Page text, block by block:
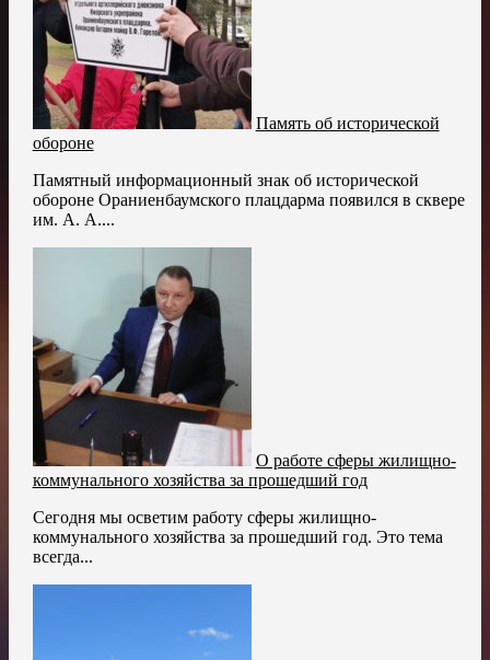
Память об исторической
обороне
Памятный информационный знак об исторической
обороне Ораниенбаумского плацдарма появился в сквере
им. А. А....
О работе сферы жилищно-
коммунального хозяйства за прошедший год
Сегодня мы осветим работу сферы жилищно-
коммунального хозяйства за прошедший год. Это тема
всегда...